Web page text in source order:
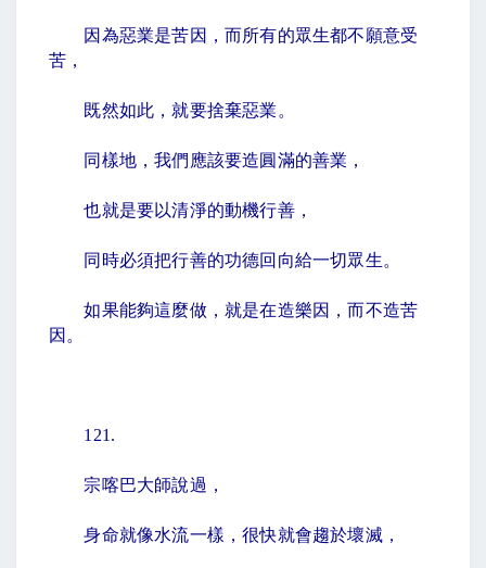
因為惡業是苦因，而所有的眾生都不願意受
苦，
既然如此，就要捨棄惡業。
同樣地，我們應該要造圓滿的善業，
也就是要以清淨的動機行善，
同時必須把行善的功德回向給一切眾生。
如果能夠這麼做，就是在造樂因，而不造苦
因。
121.
宗喀巴大師說過，
身命就像水流一樣，很快就會趨於壞滅，